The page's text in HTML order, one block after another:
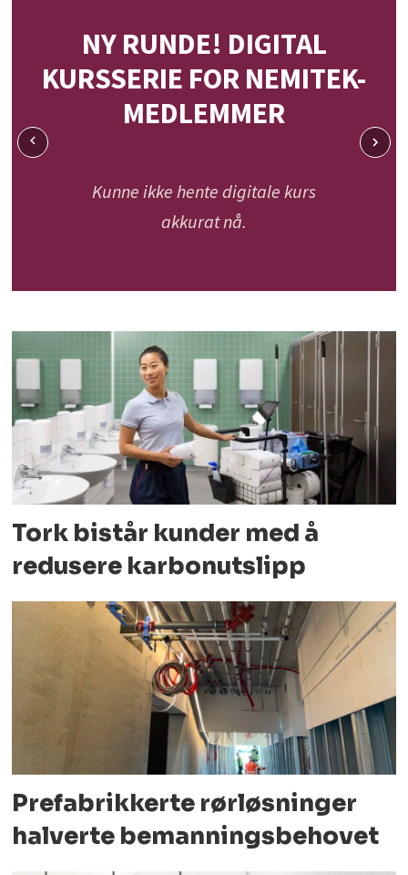
NY RUNDE! DIGITAL
KURSSERIE FOR NEMITEK-
MEDLEMMER
Kunne ikke hente digitale kurs
akkurat nå.
Tork bistår kunder med å
redusere karbonutslipp
Prefabrikkerte rørløsninger
halverte bemanningsbehovet